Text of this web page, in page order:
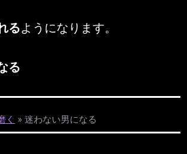
るようになります。
る
く » 迷わない男になる